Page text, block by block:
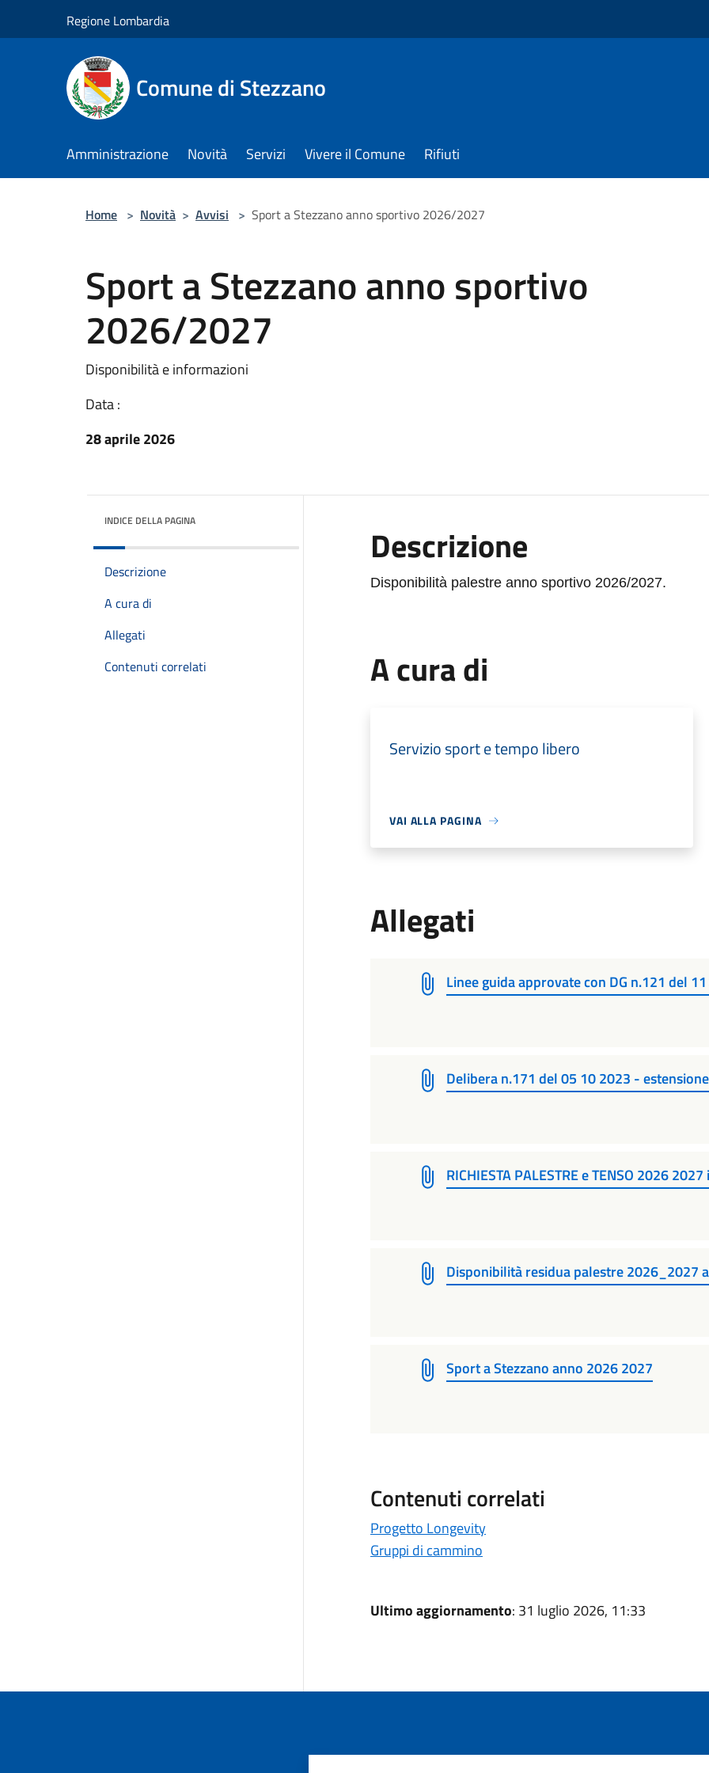
Regione Lombardia
Comune di Stezzano
Amministrazione Novità Servizi Vivere il Comune Rifiuti
Home > Novità > Avvisi > Sport a Stezzano anno sportivo 2026/2027
Sport a Stezzano anno sportivo
2026/2027
Disponibilità e informazioni
Data :
28 aprile 2026
INDICE DELLA PAGINA
Descrizione
A cura di
Allegati
Contenuti correlati
Descrizione
Disponibilità palestre anno sportivo 2026/2027.
A cura di
Servizio sport e tempo libero
VAI ALLA PAGINA
Allegati
Linee guida approvate con DG n.121 del
Delibera n.171 del 05 10 2023 -
RICHIESTA PALESTRE e TENSO 2026
Disponibilità residua palestre 2026_2027
Sport a Stezzano anno 2026 2027
Contenuti correlati
Progetto Longevity
Gruppi di cammino
Ultimo aggiornamento: 31 luglio 2026, 11:33